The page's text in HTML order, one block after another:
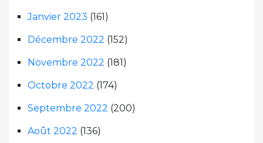
Janvier 2023 (161)
Décembre 2022 (152)
Novembre 2022 (181)
Octobre 2022 (174)
Septembre 2022 (200)
Août 2022 (136)